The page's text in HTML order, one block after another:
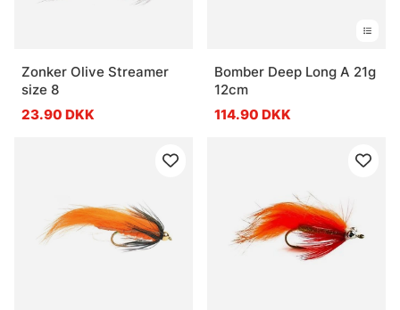
Zonker Olive Streamer
size 8
23.90 DKK
Bomber Deep Long A 21g
12cm
114.90 DKK